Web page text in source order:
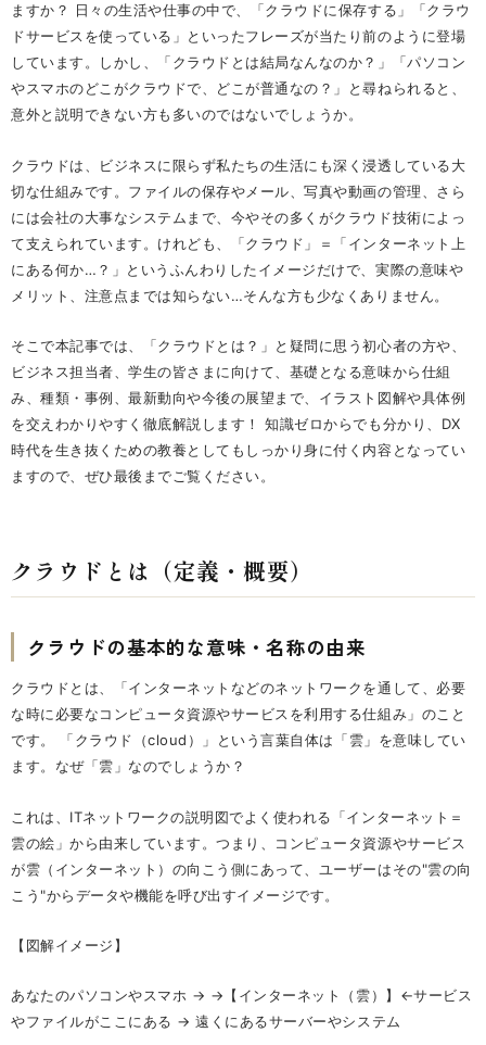
ますか？ 日々の生活や仕事の中で、「クラウドに保存する」「クラウ
ドサービスを使っている」といったフレーズが当たり前のように登場
しています。しかし、「クラウドとは結局なんなのか？」「パソコン
やスマホのどこがクラウドで、どこが普通なの？」と尋ねられると、
意外と説明できない方も多いのではないでしょうか。
クラウドは、ビジネスに限らず私たちの生活にも深く浸透している大
切な仕組みです。ファイルの保存やメール、写真や動画の管理、さら
には会社の大事なシステムまで、今やその多くがクラウド技術によっ
て支えられています。けれども、「クラウド」＝「インターネット上
にある何か…？」というふんわりしたイメージだけで、実際の意味や
メリット、注意点までは知らない…そんな方も少なくありません。
そこで本記事では、「クラウドとは？」と疑問に思う初心者の方や、
ビジネス担当者、学生の皆さまに向けて、基礎となる意味から仕組
み、種類・事例、最新動向や今後の展望まで、イラスト図解や具体例
を交えわかりやすく徹底解説します！ 知識ゼロからでも分かり、DX
時代を生き抜くための教養としてもしっかり身に付く内容となってい
ますので、ぜひ最後までご覧ください。
クラウドとは（定義・概要）
クラウドの基本的な意味・名称の由来
クラウドとは、「インターネットなどのネットワークを通して、必要
な時に必要なコンピュータ資源やサービスを利用する仕組み」のこと
です。 「クラウド（cloud）」という言葉自体は「雲」を意味してい
ます。なぜ「雲」なのでしょうか？
これは、ITネットワークの説明図でよく使われる「インターネット＝
雲の絵」から由来しています。つまり、コンピュータ資源やサービス
が雲（インターネット）の向こう側にあって、ユーザーはその"雲の向
こう"からデータや機能を呼び出すイメージです。
【図解イメージ】
あなたのパソコンやスマホ → →【インターネット（雲）】←サービス
やファイルがここにある → 遠くにあるサーバーやシステム